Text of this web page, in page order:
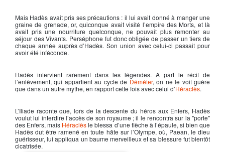
Mais Hadès avait pris ses précautions : il lui avait donné à manger une
graine de grenade, or, quiconque avait visité l’empire des Morts, et là
avait pris une nourriture quelconque, ne pouvait plus remonter au
séjour des Vivants. Perséphone fut donc obligée de passer un tiers de
chaque année auprès d’Hadès. Son union avec celui-ci passait pour
avoir été inféconde.
Hadès intervient rarement dans les légendes. A part le récit de
l’enlèvement, qui appartient au cycle de Déméter, on ne le voit guère
que dans un autre mythe, en rapport cette fois avec celui d’Héraclès.
L’Iliade raconte que, lors de la descente du héros aux Enfers, Hadès
voulut lui interdire l’accès de son royaume ; il le rencontra sur la "porte"
des Enfers, mais Héraclèsle blessa d’une flèche à l’épaule, si bien que
Hadès dut être ramené en toute hâte sur l’Olympe, où, Paean, le dieu
guérisseur, lui appliqua un baume merveilleux et sa blessure fut bientôt
cicatrisée.